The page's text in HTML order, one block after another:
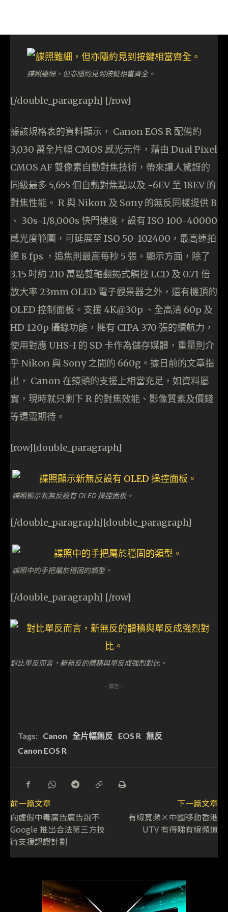
諜照雖細，但亦隱約見到按鍵相當齊全。
[/double_paragraph] [/row]
據該規格表的資料顯示， Canon EOS R 配備約
3,030 萬全片幅 CMOS 感光元件，藉由 Dual Pixel
CMOS AF 雙像素自動對焦技術，帶來讓人驚訝的
同級最多 5,655 個自動對焦點以及 -6EV 至 18EV 的
對焦性能。 R 與 Nikon 及 Sony 的無反同樣提供 B
、 30s-1/8,000s 快門速度，設有 ISO 100-40000
感光度範圍，可延展至 ISO 50-102400，最高連拍
達 8 fps ，追焦則最高每秒 5 張。顯示方面，除了
3.15 吋約 210 萬點雙軸翻揭式觸控 LCD 及 0.71 倍
放大率 23mm OLED 電子觀景器之外，還有機頂的
OLED 控制面板。支援 4K@30p 、全高清 60p 及
HD 120p 攝錄功能，擁有 CIPA 370 張的續航力，
使用對應 UHS-I 的 SD 卡作為儲存媒體，重量則介
乎 Nikon 與 Sony 之間的 660g。據日前的文章指
出， Canon 在鏡頭的支援上相當充足，如資料屬
實，現時就只剩下 R 的對焦效能、影像質素及價錢
等還需期待。
[row][double_paragraph]
諜照顯示新無反設有 OLED 操控面板。
[/double_paragraph][double_paragraph]
諜照中的手把屬於穩固的類型。
[/double_paragraph] [/row]
對比單反而言，新無反的體積與單反成強烈對比。
- 廣告 -
Tags: Canon 全片幅無反 EOS R 無反
Canon EOS R
前一篇文章
向虛假中毒廣告廣告說不
Google 推出合法第三方技
術支援認證計劃
下一篇文章
有線寬頻×中國移動香港
UTV 有得睇有線頻道